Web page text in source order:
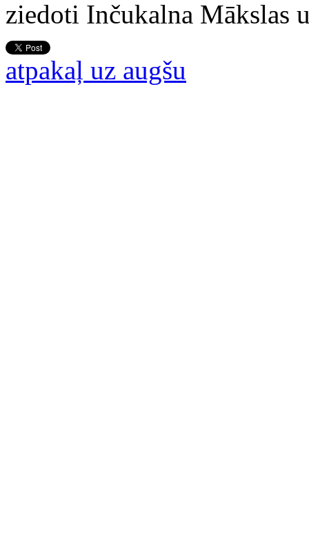
ziedoti Inčukalna Mākslas
atpakaļ uz augšu